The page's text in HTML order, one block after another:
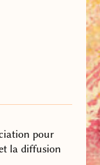
pour
la diffusion